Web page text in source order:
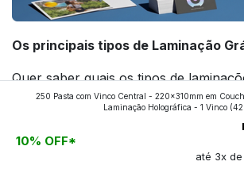
Os principais tipos de Laminação
Quer saber quais os tipos de
aplicados nos impressos da gráfica
continue a leitura que vamos revelar
250 Pasta com Vinco Central - 220x310mm em
Laminação Holográfica - 1 Vinco
10% OFF*
até 3x